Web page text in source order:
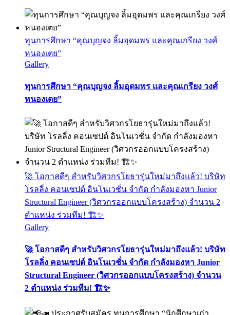
ทุนการศึกษา “คุณบุญจง ลิ้มอุดมพร และคุณเกรียง วงศ์
หนองเตย”
Gallery
ทุนการศึกษา “คุณบุญจง ลิ้มอุดมพร และคุณเกรียง วงศ์
หนองเตย”
🚀 โอกาสดีๆ สำหรับวิศวกรโยธารุ่นใหม่มาถึงแล้ว! บริษัท
โรลลิ่ง คอนเซปต์ อินโนเวชั่น จำกัด กำลังมองหา Junior
Structural Engineer (วิศวกรออกแบบโครงสร้าง) จำนวน 2
ตำแหน่ง ร่วมทีม! 🏗️✨
Gallery
🚀 โอกาสดีๆ สำหรับวิศวกรโยธารุ่นใหม่มาถึงแล้ว! บริษัท
โรลลิ่ง คอนเซปต์ อินโนเวชั่น จำกัด กำลังมองหา Junior
Structural Engineer (วิศวกรออกแบบโครงสร้าง) จำนวน
2 ตำแหน่ง ร่วมทีม! 🏗️✨